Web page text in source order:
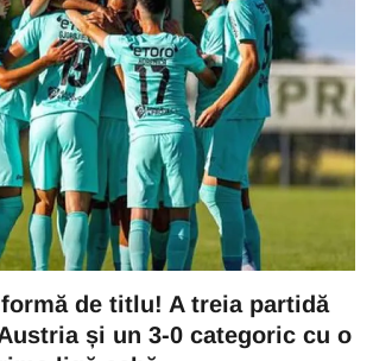
de titlu! A treia partidă
și un 3-0 categoric cu o